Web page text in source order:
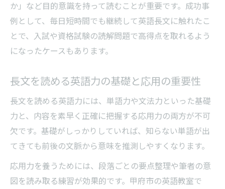
か」など目的意識を持って読むことが重要です。成功事
例として、毎日短時間でも継続して英語長文に触れたこ
とで、入試や資格試験の読解問題で高得点を取れるよう
になったケースもあります。
長文を読める英語力の基礎と応用の重要性
長文を読める英語力には、単語力や文法力といった基礎
力と、内容を素早く正確に把握する応用力の両方が不可
欠です。基礎がしっかりしていれば、知らない単語が出
てきても前後の文脈から意味を推測しやすくなります。
応用力を養うためには、段落ごとの要点整理や筆者の意
図を読み取る練習が効果的です。甲府市の英語教室で